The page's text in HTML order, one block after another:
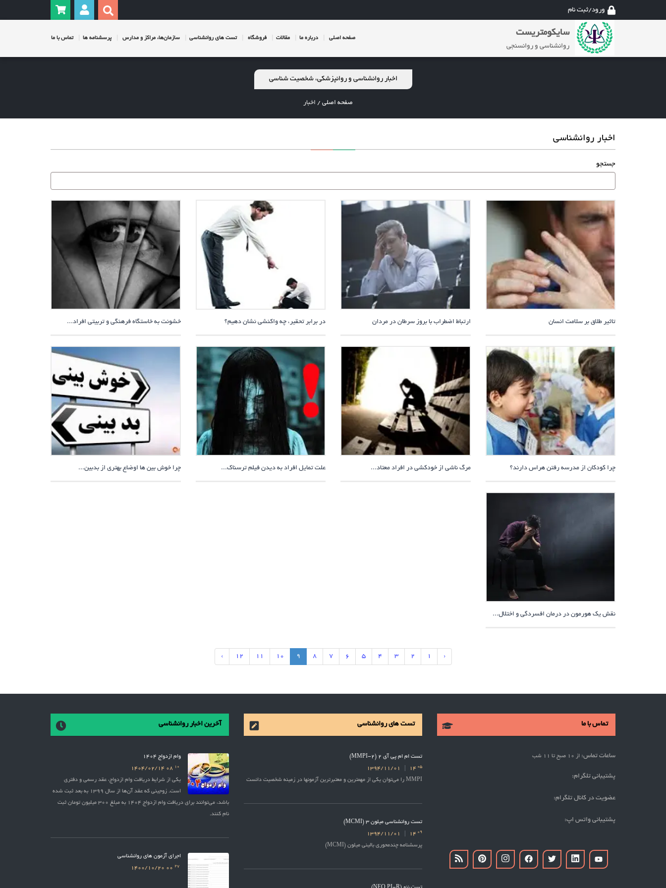
ورود/ثبت نام
سایکومتریست
روانشناسی و روانسنجی
صفحه اصلی درباره ما مقالات فروشگاه تست های روانشناسی سازمان‌ها، مراکز و مدارس پرسشنامه ها تماس با ما
اخبار روانشناسی و روانپزشکی، شخصیت شناسی
صفحه اصلی / اخبار
اخبار روانشناسی
جستجو
تاثیر طلاق بر سلامت انسان ارتباط اضطراب با بروز سرطان در مردان در برابر تحقیر، چه واکنشی نشان دهیم؟ خشونت به خاستگاه فرهنگی و تربیتی افراد...
چرا کودکان از مدرسه رفتن هراس دارند؟ مرگ ناشی از خودکشی در افراد معتاد... علت تمایل افراد به دیدن فیلم ترسناک... چرا خوش بین ها اوضاع بهتری از بدبین...
نقش یک هورمون در درمان افسردگی و اختلال...
‹
1
2
3
4
5
6
7
8
9
10
11
12
›
تماس با ما
ساعات تماس: از 10 صبح تا 11 شب
پشتیبانی تلگرام:
عضویت در کانال تلگرام:
پشتیبانی واتس اپ:
تست های روانشناسی
تست ام ام پی آی 2 (MMPI-2)
05
14
1394/11/01
MMPI را می‌توان یکی از مهمترین و معتبرترین آزمونها در زمینه شخصیت دانست
تست روانشناسی میلون 3 (MCMI)
09
14
1394/11/01
پرسشنامه چندمحوری بالینی میلون (MCMI)
آخرین اخبار روانشناسی
وام ازدواج 1404
10
1404/02/14
یکی از شرایط دریافت وام ازدواج، عقد رسمی و دفتری
است. زوجینی که عقد آن‌ها از سال 1399 به بعد ثبت شده
باشد، می‌توانند برای دریافت وام ازدواج 1404 به مبلغ 300 میلیون تومان ثبت
نام کنند.
اجرای آزمون های روانشناسی
27
1400/10/20